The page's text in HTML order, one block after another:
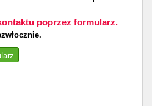
poprzez formularz.